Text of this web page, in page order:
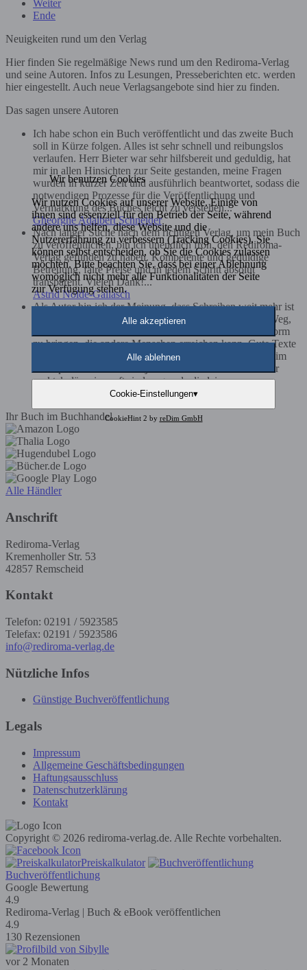
Weiter
Ende
Neuigkeiten rund um den Verlag
Hier finden Sie regelmäßige News rund um den Rediroma-Verlag
und seine Autoren. Infos zu Lesungen, Presseberichten etc. werden
hier eingestellt. Auch neue Verlagsangebote sind hier zu finden.
Das sagen unsere Autoren
Ich habe schon ein Buch veröffentlicht und das zweite Buch
soll in Kürze folgen. Alles ist sehr schnell und reibungslos
verlaufen. Herr Bieter war sehr hilfsbereit und geduldig, hat
mir in allen Hinsichten zur Seite gestanden, meine Fragen
wurden in kurzer Zeit und ausführlich beantwortet, sodass die
notwendigen Prozesse für die Veröffentlichung und
Vermarktung des Buches leicht zu verstehen...
Gheorghe Adalbert Schneider
Nach langer Suche nach dem richtigen Verlag, um mein Buch
zu veröffentlichen, bin ich unendlich froh, den Rediroma-
Verlag gefunden zu haben. Kompetente und geduldige
Betreuung, faire Preise und in jedem Schritt absolut
transparent. Vielen Dank!...
Astrid Nolde-Gallasch
Als Autor bin ich der Meinung, dass Schreiben weit mehr ist
als das bloße Aneinanderreihen von Worten. Es ist ein Weg,
Gedanken sichtbar zu machen und Emotionen in eine Form
zu bringen, die andere Menschen erreichen kann. Gute Texte
entstehen für mich dann, wenn Ehrlichkeit und Klarheit im
Mittelpunkt stehen. Nicht jede Geschichte muss laut oder
spektakulär sein – oft sind es gerade die leisen,...
Ihr Buch im Buchhandel
Alle Händler
Anschrift
Rediroma-Verlag
Kremenholler Str. 53
42857 Remscheid
Kontakt
Telefon: 02191 / 5923585
Telefax: 02191 / 5923586
info@rediroma-verlag.de
Nützliche Infos
Günstige Buchveröffentlichung
Legals
Impressum
Allgemeine Geschäftsbedingungen
Haftungsausschluss
Datenschutzerklärung
Kontakt
Copyright © 2026 rediroma-verlag.de. Alle Rechte vorbehalten.
Preiskalkulator
Buchveröffentlichung
Google Bewertung
4.9
Rediroma-Verlag | Buch & eBook veröffentlichen
4.9
130 Rezensionen
vor 2 Monaten
Wir benutzen Cookies
Wir nutzen Cookies auf unserer Website. Einige von
ihnen sind essenziell für den Betrieb der Seite, während
andere uns helfen, diese Website und die
Nutzererfahrung zu verbessern (Tracking Cookies). Sie
können selbst entscheiden, ob Sie die Cookies zulassen
möchten. Bitte beachten Sie, dass bei einer Ablehnung
womöglich nicht mehr alle Funktionalitäten der Seite
zur Verfügung stehen.
Alle akzeptieren
Alle ablehnen
Cookie-Einstellungen▾
CookieHint 2 by reDim GmbH